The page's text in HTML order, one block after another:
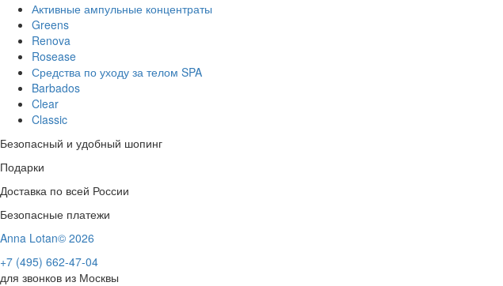
Активные ампульные концентраты
Greens
Renova
Rosease
Средства по уходу за телом SPA
Barbados
Clear
Classic
Безопасный и удобный шопинг
Подарки
Доставка по всей России
Безопасные платежи
Anna Lotan© 2026
+7 (495) 662-47-04
для звонков из Москвы